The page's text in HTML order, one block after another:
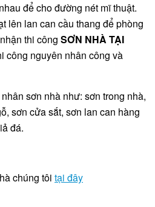
để cho đường nét mĩ thuật.
lên lan can cầu thang để phòng
thi công SƠN NHÀ TẠI
công nguyên nhân công và
sơn nhà như: sơn trong nhà,
sơn cửa sắt, sơn lan can hàng
đá.
chúng tôi tại đây